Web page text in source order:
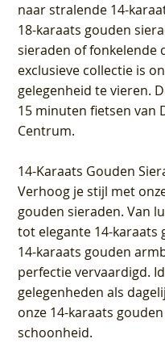
naar stralende 14-
18-karaats gouden
sieraden of fonkelende
exclusieve collectie is
gelegenheid te vieren.
15 minuten fietsen van
Centrum.
14-Karaats Gouden
Verhoog je stijl met
gouden sieraden. Van
tot elegante 14-karaats
14-karaats gouden
perfectie vervaardigd.
gelegenheden als
onze 14-karaats
schoonheid.